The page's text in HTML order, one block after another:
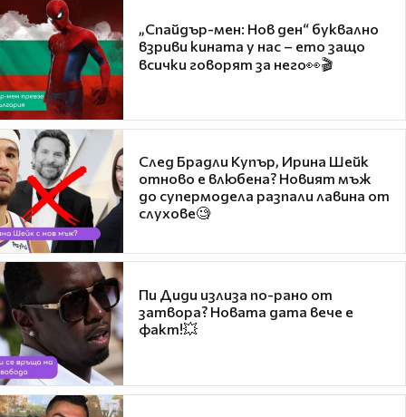
„Спайдър-мен: Нов ден“ буквално
взриви кината у нас – ето защо
всички говорят за него👀🎬
След Брадли Купър, Ирина Шейк
отново е влюбена? Новият мъж
до супермодела разпали лавина от
слухове🧐
Пи Диди излиза по-рано от
затвора? Новата дата вече е
факт!💥